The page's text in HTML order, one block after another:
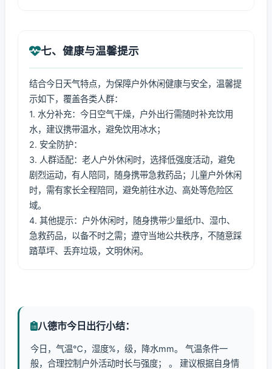
七、健康与温馨提示
结合今日天气特点，为保障户外休闲健康与安全，温馨提
示如下，覆盖各类人群：
1. 水分补充：今日空气干燥，户外出行需随时补充饮用
水，建议携带温水，避免饮用冰水；
2. 安全防护：
3. 人群适配：老人户外休闲时，选择低强度活动，避免
剧烈运动，有人陪同，随身携带急救药品；儿童户外休闲
时，需有家长全程陪同，避免前往水边、高处等危险区
域。
4. 其他提示：户外休闲时，随身携带少量纸巾、湿巾、
急救药品，以备不时之需；遵守当地公共秩序，不随意踩
踏草坪、丢弃垃圾，文明休闲。
八德市今日出行小结：
今日，气温℃，湿度%，级，降水mm。 气温条件一
般，合理控制户外活动时长与强度； 。 建议根据自身情